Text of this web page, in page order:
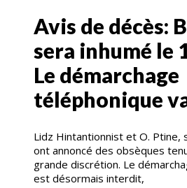
Avis de décès:
sera inhumé le
Le démarchage
téléphonique
Lidz Hintantionnist et O. Ptine,
ont annoncé des obsèques
grande discrétion. Le
est désormais interdit,